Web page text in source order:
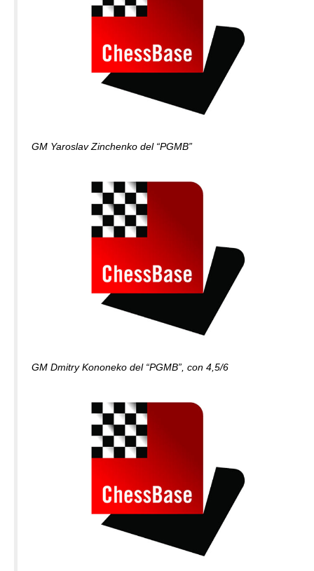
GM Yaroslav Zinchenko del “PGMB”
GM Dmitry Kononeko del “PGMB”, con 4,5/6